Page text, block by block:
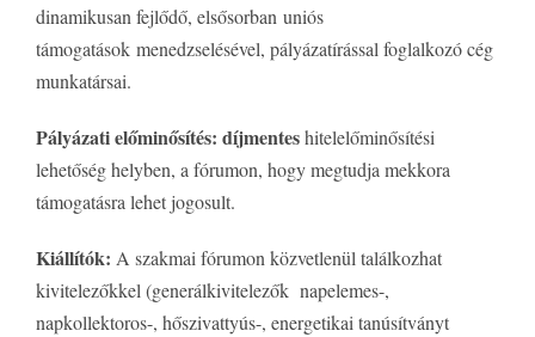
dinamikusan fejlődő, elsősorban uniós
támogatások menedzselésével, pályázatírással foglalkozó cég
munkatársai.
Pályázati előminősítés: díjmenteshitelelőminősítési
lehetőség helyben, a fórumon, hogy megtudja mekkora
támogatásra lehet jogosult.
Kiállítók: A szakmai fórumon közvetlenül találkozhat
kivitelezőkkel (generálkivitelezők napelemes-,
napkollektoros-, hőszivattyús-, energetikai tanúsítványt